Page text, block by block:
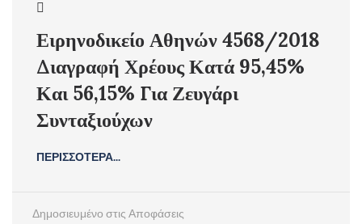
Ειρηνοδικείο Αθηνών 4568/2018
Διαγραφή Χρέους Κατά 95,45%
Και 56,15% Για Ζευγάρι
Συνταξιούχων
ΠΕΡΙΣΣΟΤΕΡΑ...
Δημοσιευμένο στις Αποφάσεις